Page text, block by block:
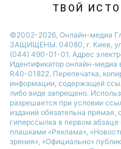
Новости Тернополя
Новости Одессы
ТВОЙ
©2002-2026, Онлайн-медиа
ЗАЩИЩЕНЫ. 04080, г. Киев,
(044) 490-01-01. Адрес
Идентификатор онлайн-
R40-01822. Перепечатка,
информации, содержащей
либо виде запрещено.
разрешается при условии
изданий обязательна прямая,
гиперссылка в первом
плашками «Реклама»,
зрения», «Официально»